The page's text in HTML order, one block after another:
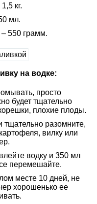
кг.
мл.
550 грамм.
на водке:
просто
будет тщательно
плохие плоды.
тщательно разомните,
вилку или
водку и 350 мл
перемешайте.
месте 10 дней, не
хорошенько ее